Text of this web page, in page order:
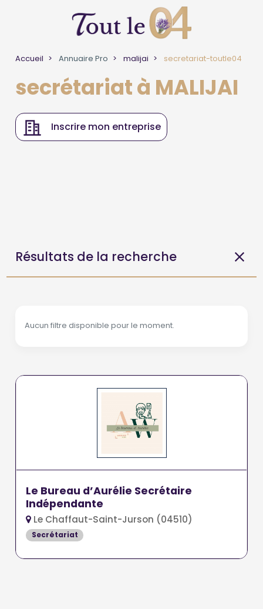
Accueil Annuaire Pro malijai secretariat-toutle04
secrétariat à MALIJAI
Inscrire mon entreprise
Résultats de la recherche
Aucun filtre disponible pour le moment.
Le Bureau d’Aurélie Secrétaire
Indépendante
Le Chaffaut-Saint-Jurson (04510)
Secrétariat